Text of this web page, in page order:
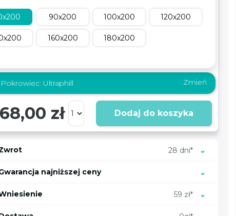
90x200 100x200 120x200
160x200 180x200
Pokrowiec: Ultraphill Zmień
zł Dodaj do koszyka
28 dni*
najniższej ceny
59 zł*